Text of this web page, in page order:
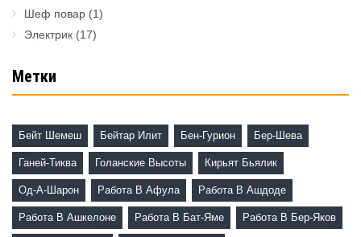
Шеф повар (1)
Электрик (17)
Метки
Бейт Шемеш Бейтар Илит Бен-Гурион Бер-Шева
Ганей-Тиква Голанские Высоты Кирьят Бьялик
Од-А-Шарон Работа В Афула Работа В Ашдоде
Работа В Ашкелоне Работа В Бат-Яме Работа В Бер-Яков